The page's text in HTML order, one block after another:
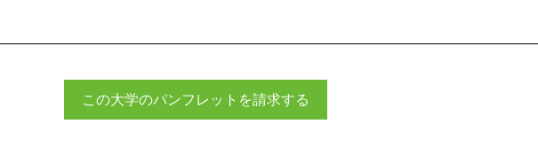
この大学のパンフレットを請求する